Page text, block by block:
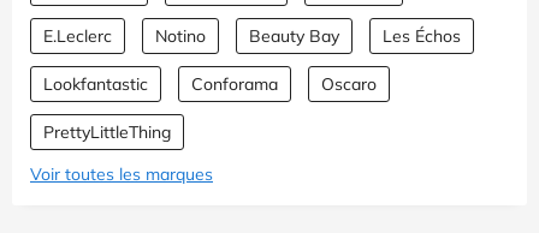
E.Leclerc Notino Beauty Bay Les Échos
Lookfantastic Conforama Oscaro
PrettyLittleThing
Voir toutes les marques